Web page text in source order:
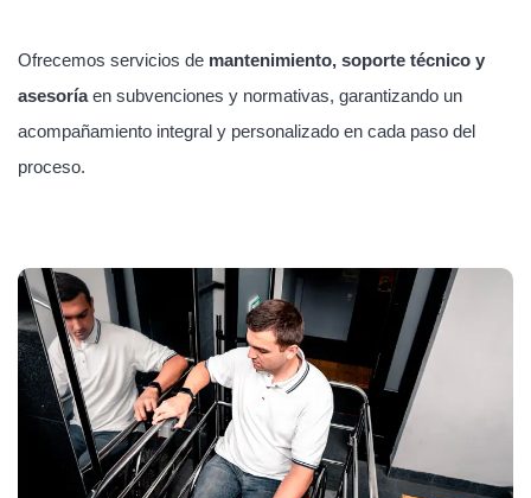
Ofrecemos servicios de mantenimiento, soporte técnico y
asesoríaen subvenciones y normativas, garantizando un
acompañamiento integral y personalizado en cada paso del
proceso.